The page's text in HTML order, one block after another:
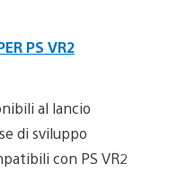
PS VR2
al lancio
di sviluppo
con PS VR2